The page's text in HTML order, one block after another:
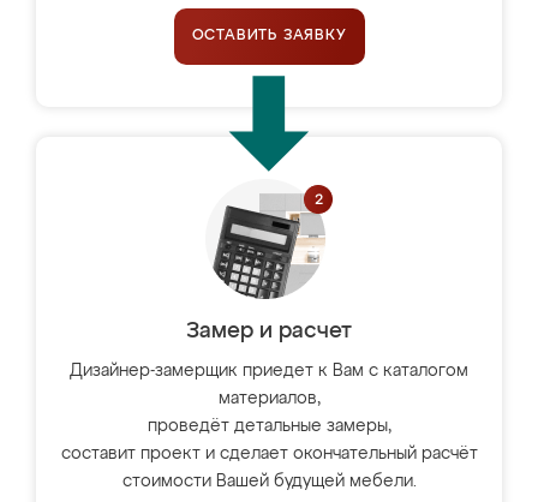
ОСТАВИТЬ ЗАЯВКУ
Замер и расчет
Дизайнер-замерщик приедет к Вам с каталогом
материалов,
проведёт детальные замеры,
составит проект и сделает окончательный расчёт
стоимости Вашей будущей мебели.